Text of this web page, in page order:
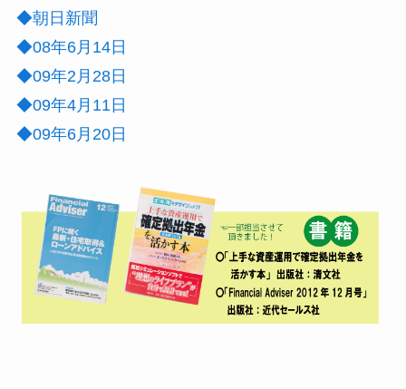
◆朝日新聞
◆08年6月14日
◆09年2月28日
◆09年4月11日
◆09年6月20日